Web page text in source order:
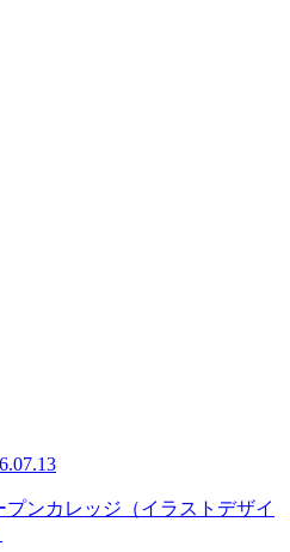
プンカレッジ（イラストデザイ